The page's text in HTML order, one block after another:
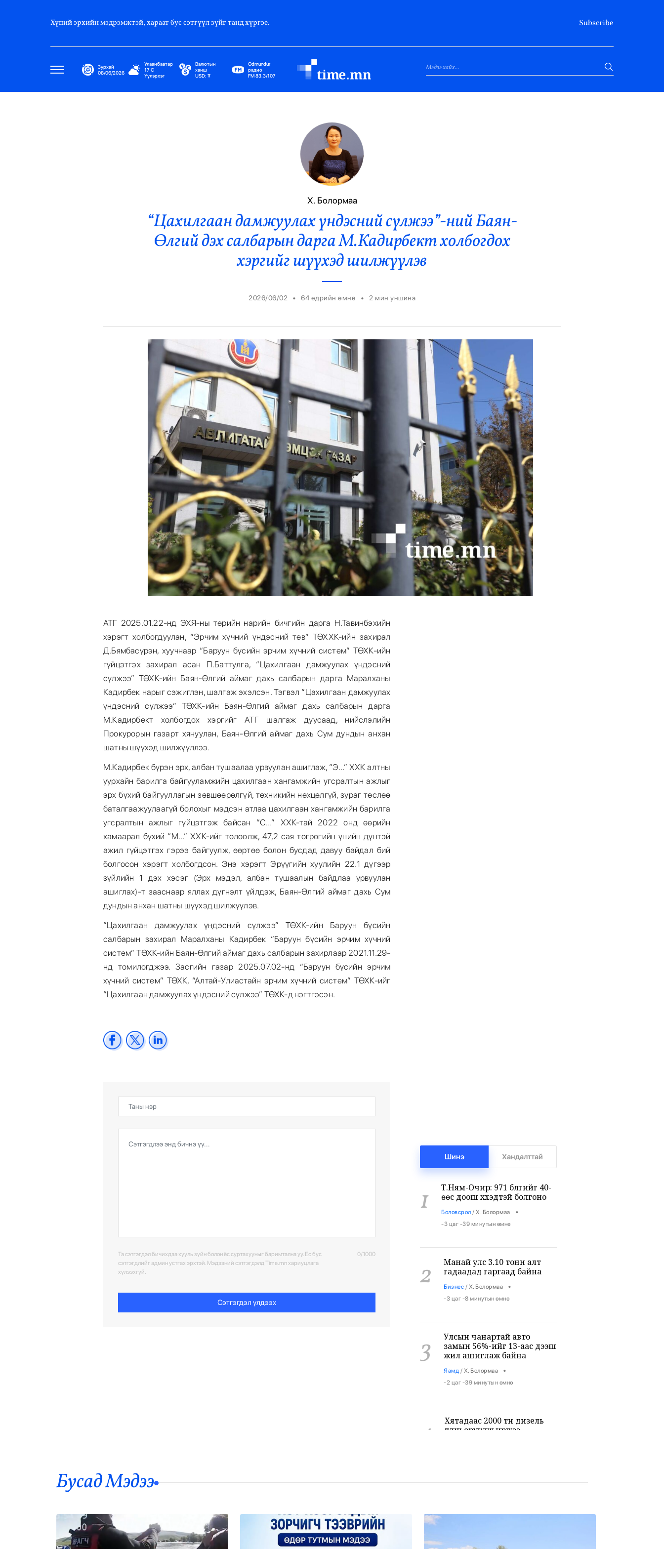
Хүний эрхийн мэдрэмжтэй, хараат бус сэтгүүл зүйг танд хүргэе. Subscribe
Зурхай
08/06/2026
Улаанбаатар
17C
Үүлэрхэг
Валютын
ханш
USD:₮
Odmundur
радио
FM 83.3/107
Эрүүл Мэнд
Эрэн Сурвалжилга
Гадаад Харилцаа
Элчин Сайд
Парламент
Засгийн Газар
Ерөнхийлөгч
Х. Болормаа
“Цахилгаан дамжуулах үндэсний сүлжээ”-ний Баян-
Өлгий дэх салбарын дарга М.Кадирбект холбогдох
хэргийг шүүхэд шилжүүлэв
2026/06/02 • 64 өдрийн өмнө • 2 мин уншина
АТГ 2025.01.22-нд ЭХЯ-ны төрийн нарийн бичгийн дарга Н.Тавинбэхийн
хэрэгт холбогдуулан, “Эрчим хүчний үндэсний төв” ТӨХХК-ийн захирал
Д.Бямбасүрэн, хуучнаар “Баруун бүсийн эрчим хүчний систем” ТӨХК-ийн
гүйцэтгэх захирал асан П.Баттулга, “Цахилгаан дамжуулах үндэсний
сүлжээ” ТӨХК-ийн Баян-Өлгий аймаг дахь салбарын дарга Маралханы
Кадирбек нарыг сэжиглэн, шалгаж эхэлсэн. Тэгвэл “Цахилгаан дамжуулах
үндэсний сүлжээ” ТӨХК-ийн Баян-Өлгий аймаг дахь салбарын дарга
М.Кадирбект холбогдох хэргийг АТГ шалгаж дуусаад, нийслэлийн
Прокурорын газарт хянуулан, Баян-Өлгий аймаг дахь Сум дундын анхан
шатны шүүхэд шилжүүллээ.
М.Кадирбек бүрэн эрх, албан тушаалаа урвуулан ашиглаж, “Э…” ХХК алтны
уурхайн барилга байгууламжийн цахилгаан хангамжийн угсралтын ажлыг
эрх бүхий байгууллагын зөвшөөрөлгүй, техникийн нөхцөлгүй, зураг төслөө
баталгаажуулаагүй болохыг мэдсэн атлаа цахилгаан хангамжийн барилга
угсралтын ажлыг гүйцэтгэж байсан “С…” ХХК-тай 2022 онд өөрийн
хамаарал бүхий “М…” ХХК-ийг төлөөлж, 47,2 сая төгрөгийн үнийн дүнтэй
ажил гүйцэтгэх гэрээ байгуулж, өөртөө болон бусдад давуу байдал бий
болгосон хэрэгт холбогдсон. Энэ хэрэгт Эрүүгийн хуулийн 22.1 дүгээр
зүйлийн 1 дэх хэсэг (Эрх мэдэл, албан тушаалын байдлаа урвуулан
ашиглах)-т зааснаар яллах дүгнэлт үйлдэж, Баян-Өлгий аймаг дахь Сум
дундын анхан шатны шүүхэд шилжүүлэв.
“Цахилгаан дамжуулах үндэсний сүлжээ” ТӨХК-ийн Баруун бүсийн
салбарын захирал Маралханы Кадирбек “Баруун бүсийн эрчим хүчний
систем” ТӨХК-ийн Баян-Өлгий аймаг дахь салбарын захирлаар 2021.11.29-
нд томилогджээ. Засгийн газар 2025.07.02-нд “Баруун бүсийн эрчим
хүчний систем” ТӨХК, “Алтай-Улиастайн эрчим хүчний систем” ТӨХК-ийг
“Цахилгаан дамжуулах үндэсний сүлжээ” ТӨХК-д нэгтгэсэн.
Та сэтгэгдэл бичихдээ хууль зүйн болон ёс суртахууныг баримтална уу. Ёс бус
сэтгэгдлийг админ устгах эрхтэй. Мэдээний сэтгэгдэлд Time.mn хариуцлага
хүлээхгүй.
0/1000
Сэтгэгдэл үлдээх
Шинэ Хандалттай
1
Т.Ням-Очир: 971 бүлгийг 40-
өөс доош хүүхэдтэй болгоно
Боловсрол / Х. Болормаа •
-3 цаг -39 минутын өмнө
2
Манай улс 3.10 тонн алт
гадаадад гаргаад байна
Бизнес / Х. Болормаа •
-3 цаг -8 минутын өмнө
3
Улсын чанартай авто
замын 56%-ийг 13-аас дээш
жил ашиглаж байна
Яамд / Х. Болормаа •
-2 цаг -39 минутын өмнө
4
Хятадаас 2000 тн дизель
түлш оруулж иржээ
5
ирүүлсэн өргөдөл, гомдлын
Бусад Mэдээ